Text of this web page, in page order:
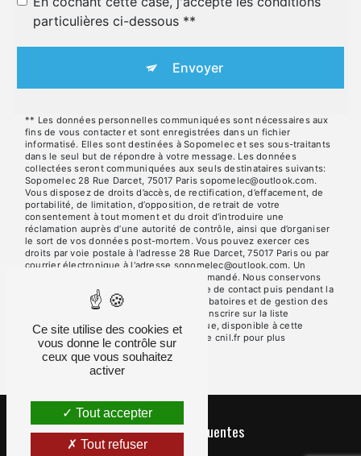
particulières ci-dessous **
Envoyer
** Les données personnelles communiquées sont nécessaires aux
fins de vous contacter et sont enregistrées dans un fichier
informatisé. Elles sont destinées à Sopomelec et ses sous-traitants
dans le seul but de répondre à votre message. Les données
collectées seront communiquées aux seuls destinataires suivants:
Sopomelec 28 Rue Darcet, 75017 Paris sopomelec@outlook.com.
Vous disposez de droits d’accès, de rectification, d’effacement, de
portabilité, de limitation, d’opposition, de retrait de votre
consentement à tout moment et du droit d’introduire une
réclamation auprès d’une autorité de contrôle, ainsi que d’organiser
le sort de vos données post-mortem. Vous pouvez exercer ces
droits par voie postale à l'adresse 28 Rue Darcet, 75017 Paris ou par
courrier électronique à l'adresse sopomelec@outlook.com. Un
justificatif d'identité pourra vous être demandé. Nous conservons
vos données pendant la période de prise de contact puis pendant la
durée de prescription légale aux fins probatoires et de gestion des
contentieux. Vous avez le droit de vous inscrire sur la liste
d'opposition au démarchage téléphonique, disponible à cette
adresse: Bloctel.gouv.fr. Consultez le site cnil.fr pour plus
d’informations sur vos droits.
Recherches fréquentes
Ce site utilise des cookies et
vous donne le contrôle sur
ceux que vous souhaitez
activer
Tout accepter
Tout refuser